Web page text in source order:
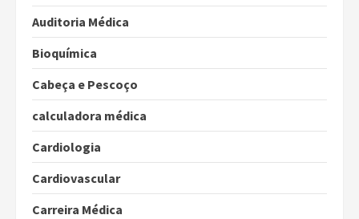
Auditoria Médica
Bioquímica
Cabeça e Pescoço
calculadora médica
Cardiologia
Cardiovascular
Carreira Médica